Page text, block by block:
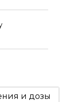
и дозы